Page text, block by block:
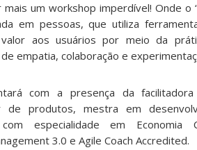
um workshop imperdível! Onde o
em pessoas, que utiliza
aos usuários por meio da
empatia, colaboração e
com a presença da facilitadora
de produtos, mestra em
com especialidade em Economia
3.0 e Agile Coach Accredited.